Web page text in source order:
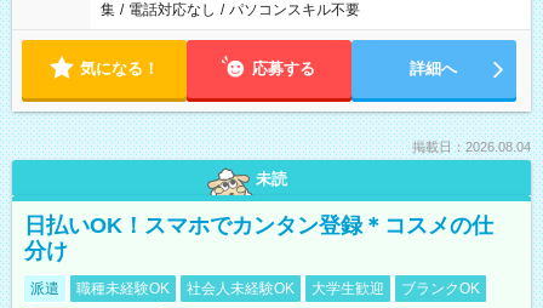
集 / 電話対応なし / パソコンスキル不要
気になる！ 応募する 詳細へ
掲載日：2026.08.04
未読
日払いOK！スマホでカンタン登録＊コスメの仕
分け
派遣 職種未経験OK 社会人未経験OK 大学生歓迎
ブランクOK